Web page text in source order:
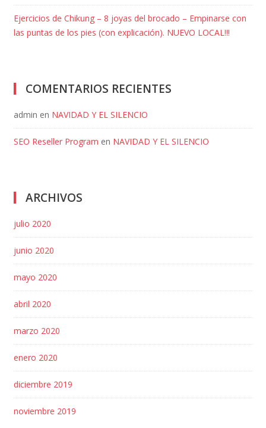
Ejercicios de Chikung – 8 joyas del brocado – Empinarse con
las puntas de los pies (con explicación). NUEVO LOCAL!!!
COMENTARIOS RECIENTES
admin en NAVIDAD Y EL SILENCIO
SEO Reseller Program en NAVIDAD Y EL SILENCIO
ARCHIVOS
julio 2020
junio 2020
mayo 2020
abril 2020
marzo 2020
enero 2020
diciembre 2019
noviembre 2019